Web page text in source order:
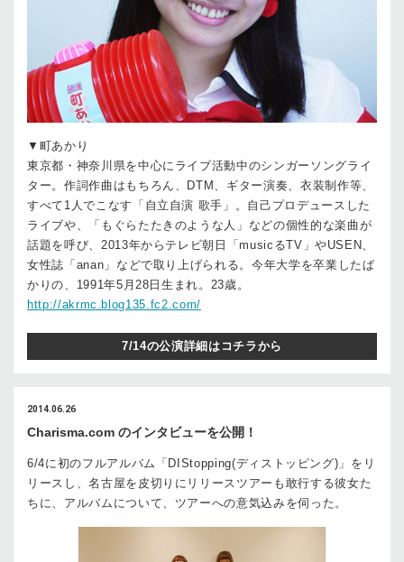
▼町あかり
東京都・神奈川県を中心にライブ活動中のシンガーソングライ
ター。作詞作曲はもちろん、DTM、ギター演奏、衣装制作等、
すべて1人でこなす「自立自演 歌手」。自己プロデュースした
ライブや、「もぐらたたきのような人」などの個性的な楽曲が
話題を呼び、2013年からテレビ朝日「musicるTV」やUSEN、
女性誌「anan」などで取り上げられる。今年大学を卒業したば
かりの、1991年5月28日生まれ。23歳。
http://akrmc.blog135.fc2.com/
7/14の公演詳細はコチラから
2014.06.26
Charisma.com のインタビューを公開！
6/4に初のフルアルバム「DIStopping(ディストッピング)」をリ
リースし、名古屋を皮切りにリリースツアーも敢行する彼女た
ちに、アルバムについて、ツアーへの意気込みを伺った。